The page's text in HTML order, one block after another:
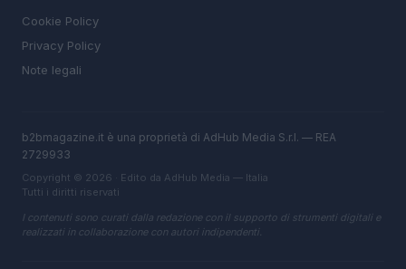
Cookie Policy
Privacy Policy
Note legali
b2bmagazine.it è una proprietà di AdHub Media S.r.l. — REA
2729933
Copyright © 2026 · Edito da AdHub Media — Italia
Tutti i diritti riservati
I contenuti sono curati dalla redazione con il supporto di strumenti digitali e
realizzati in collaborazione con autori indipendenti.